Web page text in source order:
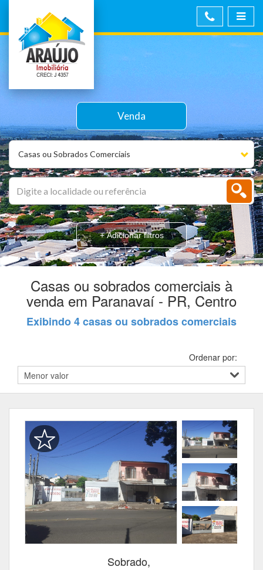
Casas ou Sobrados Comerciais
Venda
+ Adicionar filtros
Casas ou sobrados comerciais à
venda em Paranavaí - PR, Centro
Exibindo 4 casas ou sobrados comerciais
Ordenar por:
Sobrado,